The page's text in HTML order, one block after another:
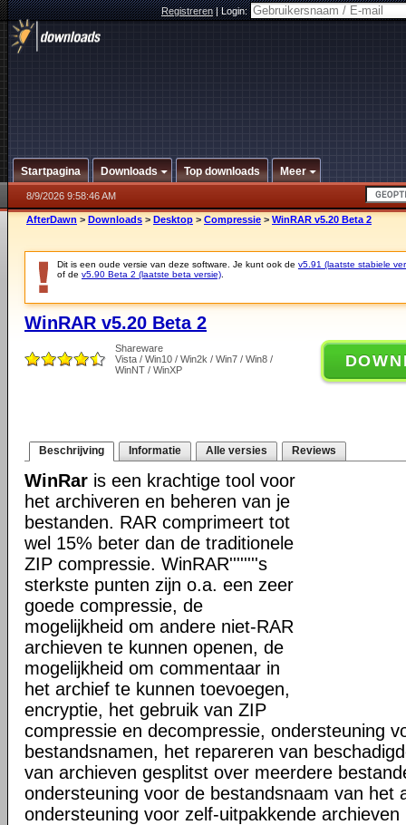
Registreren|Login:
Startpagina Downloads Top downloads Meer
8/9/2026 9:58:46 AM
AfterDawn > Downloads > Desktop > Compressie > WinRAR v5.20 Beta 2
Dit is een oude versie van deze software. Je kunt ook de v5.91 (laatste stabiele
of de v5.90 Beta 2 (laatste beta versie)
WinRAR v5.20 Beta 2
Shareware
Vista / Win10 / Win2k / Win7 / Win8 /
WinNT / WinXP
Beschrijving Informatie Alle versies Reviews
WinRar is een krachtige tool voor
het archiveren en beheren van je
bestanden. RAR comprimeert tot
wel 15% beter dan de traditionele
ZIP compressie. WinRAR''''''''s
sterkste punten zijn o.a. een zeer
goede compressie, de
mogelijkheid om andere niet-RAR
archieven te kunnen openen, de
mogelijkheid om commentaar in
het archief te kunnen toevoegen,
encryptie, het gebruik van ZIP
compressie en decompressie, ondersteuning
bestandsnamen, het repareren van
van archieven gesplitst over meerdere
ondersteuning voor de bestandsnaam van het
ondersteuning voor zelf-uitpakkende archieven